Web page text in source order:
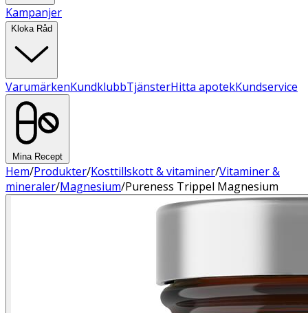
Kampanjer
Kloka Råd
VarumärkenKundklubbTjänsterHitta apotekKundservice
Mina Recept
Hem/Produkter/Kosttillskott & vitaminer/Vitaminer &
mineraler/Magnesium/Pureness Trippel Magnesium